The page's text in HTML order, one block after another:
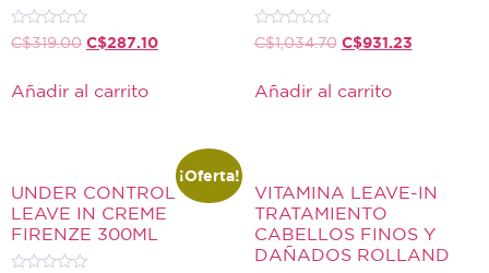
Valorado
con
5
C$319.00 C$287.10
Añadir al carrito
Valorado
con
5
C$1,034.70 C$931.23
Añadir al carrito
¡Oferta!
UNDER CONTROL
LEAVE IN CREME
FIRENZE 300ML
VITAMINA LEAVE-IN
TRATAMIENTO
CABELLOS FINOS Y
DAÑADOS ROLLAND